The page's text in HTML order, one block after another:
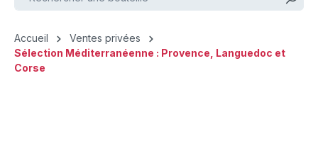
Accueil
Ventes privées
Sélection Méditerranéenne : Provence, Languedoc et
Corse